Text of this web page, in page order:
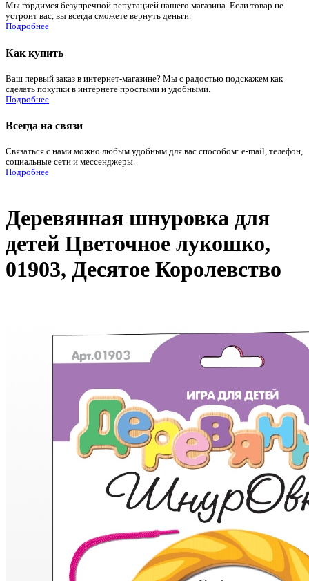
Мы гордимся безупречной репутацией нашего магазина. Если товар не
устроит вас, вы всегда сможете вернуть деньги.
Подробнее
Как купить
Ваш первый заказ в интернет-магазине? Мы с радостью подскажем как
сделать покупки в интернете простыми и удобными.
Подробнее
Всегда на связи
Связаться с нами можно любым удобным для вас способом: e-mail, телефон,
социальные сети и мессенджеры.
Подробнее
Деревянная шнуровка для
детей Цветочное лукошко,
01903, Десятое Королевство